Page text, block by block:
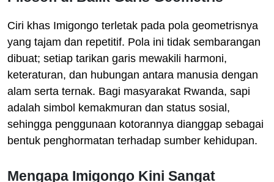
Ciri khas Imigongo terletak pada pola geometrisnya
yang tajam dan repetitif. Pola ini tidak sembarangan
dibuat; setiap tarikan garis mewakili harmoni,
keteraturan, dan hubungan antara manusia dengan
alam serta ternak. Bagi masyarakat Rwanda, sapi
adalah simbol kemakmuran dan status sosial,
sehingga penggunaan kotorannya dianggap sebagai
bentuk penghormatan terhadap sumber kehidupan.
Mengapa Imigongo Kini Sangat